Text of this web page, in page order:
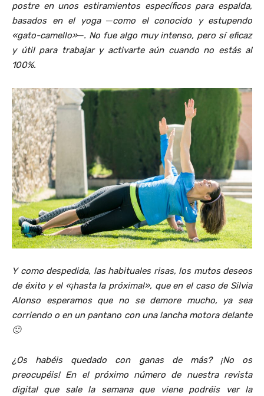
postre en unos estiramientos específicos para espalda,
basados en el yoga ─como el conocido y estupendo
«gato-camello»─. No fue algo muy intenso, pero sí eficaz
y útil para trabajar y activarte aún cuando no estás al
100%.
Y como despedida, las habituales risas, los mutos deseos
de éxito y el «¡hasta la próxima!», que en el caso de Silvia
Alonso esperamos que no se demore mucho, ya sea
corriendo o en un pantano con una lancha motora delante
🙂
¿Os habéis quedado con ganas de más? ¡No os
preocupéis! En el próximo número de nuestra revista
digital que sale la semana que viene podréis ver la